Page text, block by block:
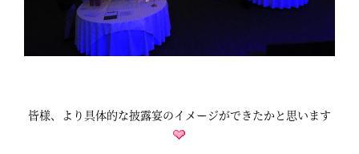
皆様、より具体的な披露宴のイメージができたかと思います